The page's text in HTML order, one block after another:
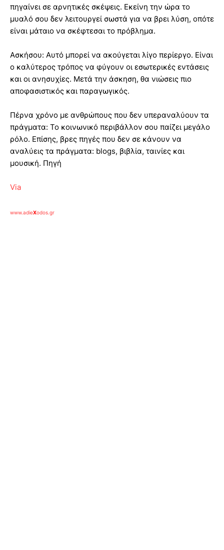
πηγαίνει σε αρνητικές σκέψεις. Εκείνη την ώρα το
μυαλό σου δεν λειτουργεί σωστά για να βρει λύση, οπότε
είναι μάταιο να σκέφτεσαι το πρόβλημα.
Ασκήσου: Αυτό μπορεί να ακούγεται λίγο περίεργο. Είναι
ο καλύτερος τρόπος να φύγουν οι εσωτερικές εντάσεις
και οι ανησυχίες. Μετά την άσκηση, θα νιώσεις πιο
αποφασιστικός και παραγωγικός.
Πέρνα χρόνο με ανθρώπους που δεν υπεραναλύουν τα
πράγματα: Το κοινωνικό περιβάλλον σου παίζει μεγάλο
ρόλο. Επίσης, βρες πηγές που δεν σε κάνουν να
αναλύεις τα πράγματα: blogs, βιβλία, ταινίες και
μουσική. Πηγή
Via
www.adieXodos.gr